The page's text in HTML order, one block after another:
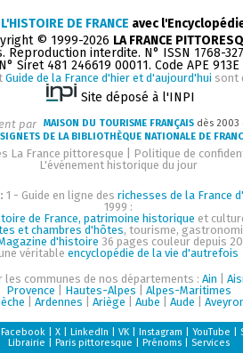
L'HISTOIRE DE FRANCE avec
© 1999-2026 LA FRANCE
Reproduction interdite. N° ISSN 1768-
N° Siret 481 246619 00011. Code APE 913E
Guide de la France d'hier et d'aujourd'hui sont
Site déposé à l'INPI
par MAISON DU TOURISME FRANÇAIS dès
SIGNETS DE LA BIBLIOTHÈQUE NATIONALE DE
La France pittoresque
Politique de
L'événement historique du jour
1 - Guide en ligne des richesses de la France
1999 :
de France, patrimoine historique et
et chambres d'hôtes, tourisme,
d'histoire 36 pages couleur depuis
véritable encyclopédie de la vie d'autrefois
les communes de nos départements : Ain
Provence
Hautes-Alpes
Alpes-Maritimes
Ardennes Ariège Aube Aude
Facebook| X| LinkedIn VK| Instagram YouTube
Librairie
Paris pittoresque Prénoms| Services